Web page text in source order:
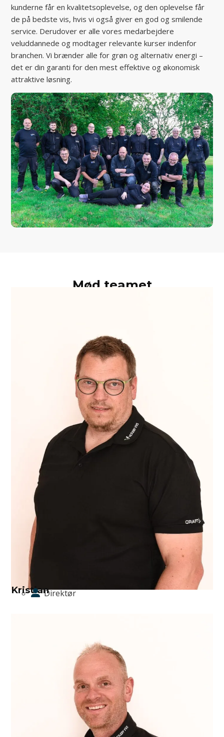
kunderne får en kvalitetsoplevelse, og den oplevelse får
de på bedste vis, hvis vi også giver en god og smilende
service. Derudover er alle vores medarbejdere
veluddannede og modtager relevante kurser indenfor
branchen. Vi brænder alle for grøn og alternativ energi –
det er din garanti for den mest effektive og økonomisk
attraktive løsning.
Mød teamet
KristianDirektør